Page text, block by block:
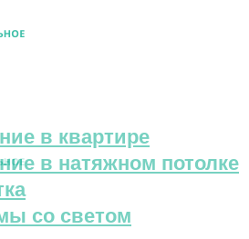
в квартире
в натяжном потолке
со светом